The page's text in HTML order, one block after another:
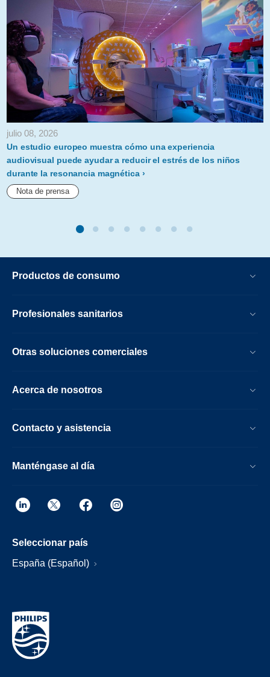
julio 08, 2026
Un estudio europeo muestra cómo una experiencia
audiovisual puede ayudar a reducir el estrés de los niños
durante la resonancia magnética
Nota de prensa
Productos de consumo
Profesionales sanitarios
Otras soluciones comerciales
Acerca de nosotros
Contacto y asistencia
Manténgase al día
Seleccionar país
España (Español)